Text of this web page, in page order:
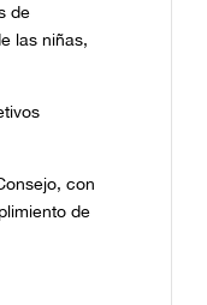
de
las niñas,
con
de